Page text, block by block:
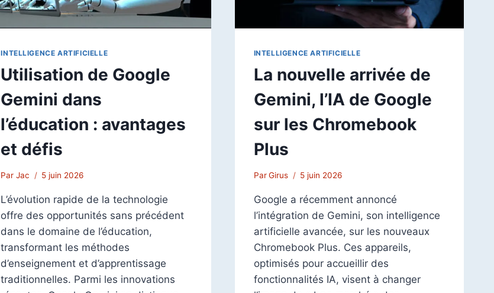
INTELLIGENCE ARTIFICIELLE
Utilisation de Google
Gemini dans
l’éducation : avantages
et défis
Par Jac 5 juin 2026
L’évolution rapide de la technologie
offre des opportunités sans précédent
dans le domaine de l’éducation,
transformant les méthodes
d’enseignement et d’apprentissage
traditionnelles. Parmi les innovations
INTELLIGENCE ARTIFICIELLE
La nouvelle arrivée de
Gemini, l’IA de Google
sur les Chromebook
Plus
Par Girus 5 juin 2026
Google a récemment annoncé
l’intégration de Gemini, son intelligence
artificielle avancée, sur les nouveaux
Chromebook Plus. Ces appareils,
optimisés pour accueillir des
fonctionnalités IA, visent à changer